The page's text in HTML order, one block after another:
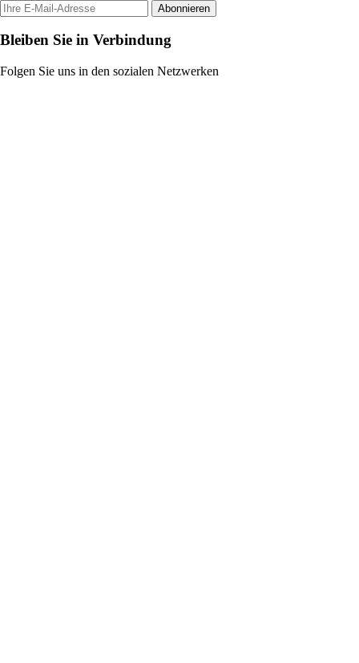
Abonnieren
Bleiben Sie in Verbindung
Folgen Sie uns in den sozialen Netzwerken